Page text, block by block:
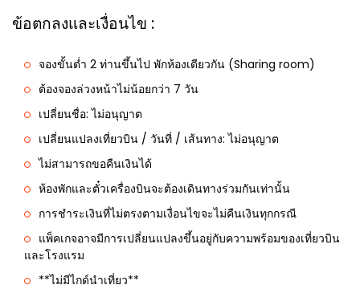
ข้อตกลงและเงื่อนไข :
จองขั้นต่ำ 2 ท่านขึ้นไป พักห้องเดียวกัน (Sharing room)
ต้องจองล่วงหน้าไม่น้อยกว่า 7 วัน
เปลี่ยนชื่อ: ไม่อนุญาต
เปลี่ยนแปลงเที่ยวบิน / วันที่ / เส้นทาง: ไม่อนุญาต
ไม่สามารถขอคืนเงินได้
ห้องพักและตั๋วเครื่องบินจะต้องเดินทางร่วมกันเท่านั้น
การชำระเงินที่ไม่ตรงตามเงื่อนไขจะไม่คืนเงินทุกกรณี
แพ็คเกจอาจมีการเปลี่ยนแปลงขึ้นอยู่กับความพร้อมของเที่ยวบิน
และโรงแรม
**ไม่มีไกด์นำเที่ยว**